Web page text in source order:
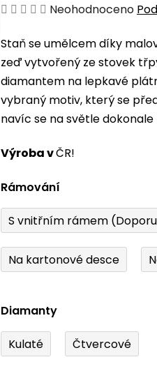
Průměrné
produktu
je
0,0
z
5
Neohodnoceno
Staň se umělcem díky
zeď vytvořený ze stovek
diamantem na lepkavé
vybraný motiv, který se
navíc se na světle
Výroba vČR!
Rámování
S vnitřním rámem
Na kartonové desce
Diamanty
Kulaté Čtvercové